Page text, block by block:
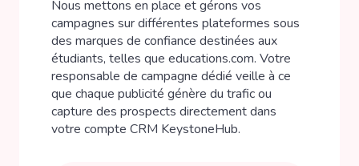
Nous mettons en place et gérons vos
campagnes sur différentes plateformes sous
des marques de confiance destinées aux
étudiants, telles que educations.com. Votre
responsable de campagne dédié veille à ce
que chaque publicité génère du trafic ou
capture des prospects directement dans
votre compte CRM KeystoneHub.